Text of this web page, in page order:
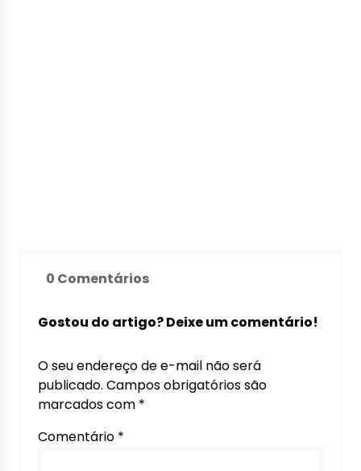
0 Comentários
Gostou do artigo? Deixe um comentário!
O seu endereço de e-mail não será
publicado. Campos obrigatórios são
marcados com *
Comentário *